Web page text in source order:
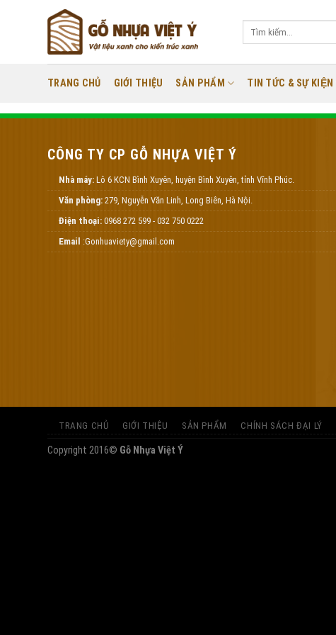
TRANG CHỦ GIỚI THIỆU SẢN PHẨM TIN TỨC & SỰ KIỆN
CÔNG TY CP GỖ NHỰA VIỆT Ý
Nhà máy: Lô 6 KCN Bình Xuyên, huyện Bình Xuyên, tỉnh Vĩnh Phúc.
Văn phòng: 279, Nguyễn Văn Linh, Long Biên, Hà Nội.
Điện thoại: 0968 272 599 - 032 750 0222
Email :Gonhuaviety@gmail.com
TRANG CHỦ GIỚI THIỆU SẢN PHẨM CHÍNH SÁCH ĐẠI LÝ
Copyright 2016© Gỗ Nhựa Việt Ý